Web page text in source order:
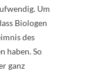
Um
Biologen
des
haben. So
ganz